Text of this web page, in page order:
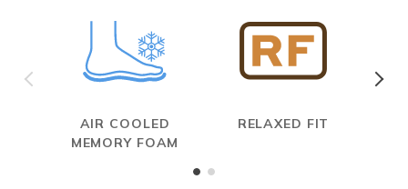
AIR COOLED
MEMORY FOAM
RELAXED FIT